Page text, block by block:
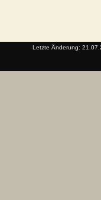
Letzte Änderung: